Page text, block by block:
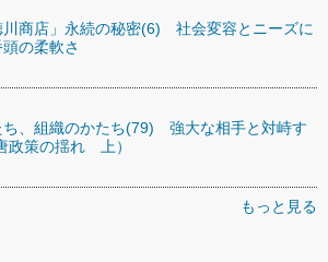
川商店」永続の秘密(6) 社会変容とニーズに
の柔軟さ
ち、組織のかたち(79) 強大な相手と対峙す
政策の揺れ 上）
もっと見る